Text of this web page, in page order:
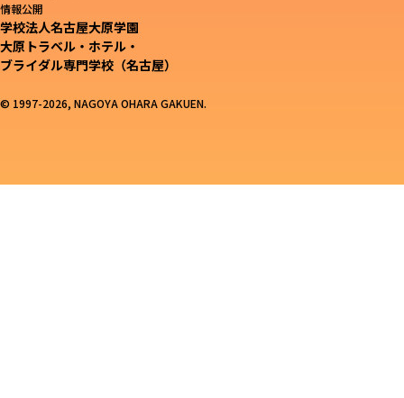
情報公開
学校法人名古屋大原学園
大原トラベル・ホテル・
ブライダル専門学校（名古屋）
© 1997-2026, NAGOYA OHARA GAKUEN.